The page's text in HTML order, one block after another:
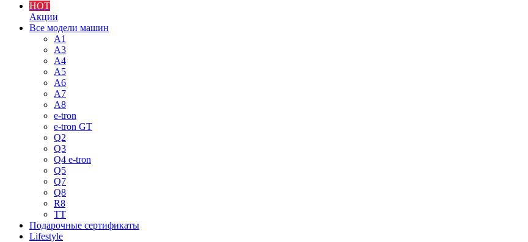
HOT
Акции
Все модели машин
A1
A3
A4
A5
A6
A7
A8
e-tron
e-tron GT
Q2
Q3
Q4 e-tron
Q5
Q7
Q8
R8
TT
Подарочные сертификаты
Lifestyle